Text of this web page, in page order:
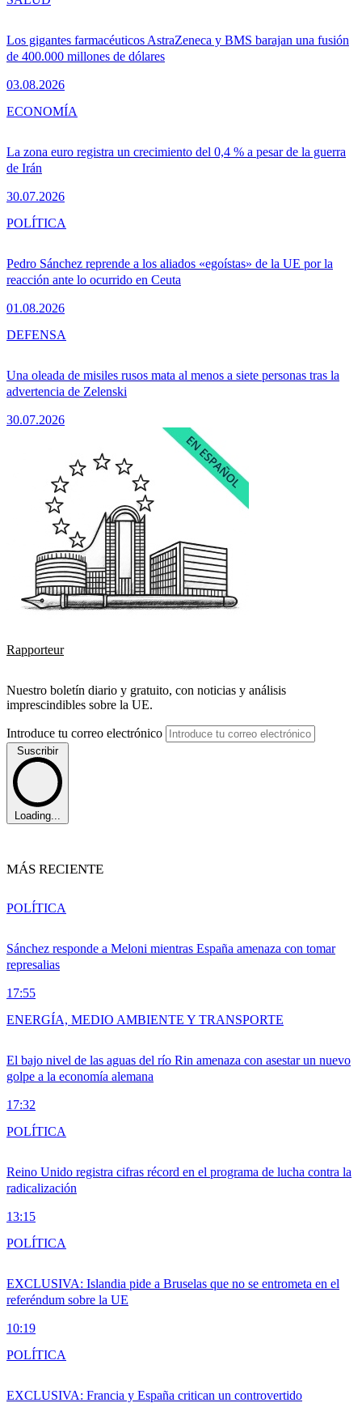
Los gigantes farmacéuticos AstraZeneca y BMS barajan una fusión
de 400.000 millones de dólares
03.08.2026
La zona euro registra un crecimiento del 0,4 % a pesar de la guerra
de Irán
30.07.2026
ECONOMÍA
Pedro Sánchez reprende a los aliados «egoístas» de la UE por la
reacción ante lo ocurrido en Ceuta
01.08.2026
POLÍTICA
Una oleada de misiles rusos mata al menos a siete personas tras la
advertencia de Zelenski
30.07.2026
DEFENSA
Rapporteur
Nuestro boletín diario y gratuito, con noticias y análisis
imprescindibles sobre la UE.
Introduce tu correo electrónico
Suscribir
Loading...
MÁS RECIENTE
Sánchez responde a Meloni mientras España amenaza con tomar
represalias
17:55
POLÍTICA
El bajo nivel de las aguas del río Rin amenaza con asestar un nuevo
golpe a la economía alemana
17:32
ENERGÍA, MEDIO AMBIENTE Y TRANSPORTE
Reino Unido registra cifras récord en el programa de lucha contra la
radicalización
13:15
POLÍTICA
EXCLUSIVA: Islandia pide a Bruselas que no se entrometa en el
referéndum sobre la UE
10:19
POLÍTICA
EXCLUSIVA: Francia y España critican un controvertido
POLÍTICA